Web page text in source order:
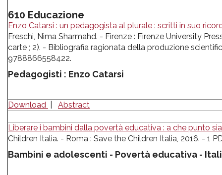
610 Educazione
Enzo Catarsi : un pedagogista al plurale : scritti in suo
Freschi, Nima Sharmahd. - Firenze : Firenze University
carte ; 2). - Bibliografia ragionata della produzione
9788866558422.
Pedagogisti : Enzo Catarsi
Download Abstract
Liberare i bambini dalla povertà educativa : a che punto
Children Italia. - Roma : Save the Children Italia, 2016. - 1
Bambini e adolescenti - Povertà educativa -